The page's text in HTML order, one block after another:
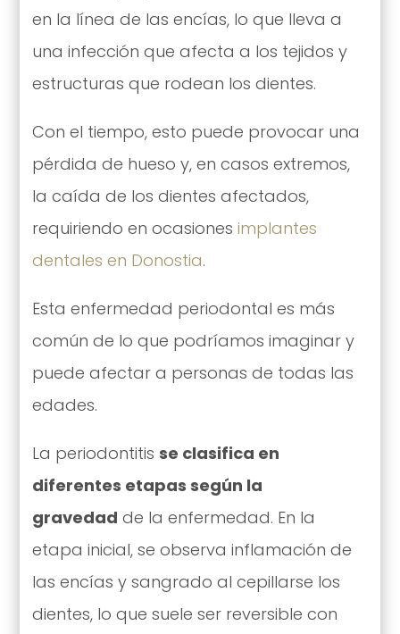
en la línea de las encías, lo que lleva a
una infección que afecta a los tejidos y
estructuras que rodean los dientes.
Con el tiempo, esto puede provocar una
pérdida de hueso y, en casos extremos,
la caída de los dientes afectados,
requiriendo en ocasiones implantes
dentales en Donostia.
Esta enfermedad periodontal es más
común de lo que podríamos imaginar y
puede afectar a personas de todas las
edades.
La periodontitis se clasifica en
diferentes etapas según la
gravedad de la enfermedad. En la
etapa inicial, se observa inflamación de
las encías y sangrado al cepillarse los
dientes, lo que suele ser reversible con